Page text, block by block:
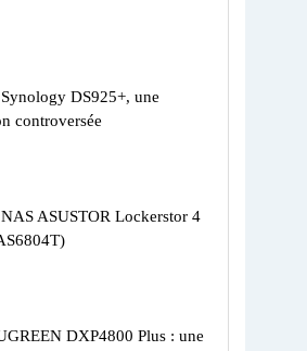
DS925+, une
controversée
ASUSTOR Lockerstor 4
DXP4800 Plus : une